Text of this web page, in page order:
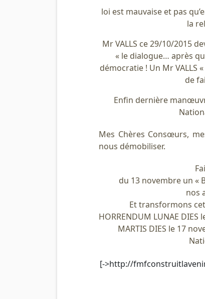
loi est mauvaise et pas
la
Mr VALLS ce 29/10/2015
« le dialogue… après
démocratie ! Un Mr VALLS
de
Enfin dernière
Mes Chères Consœurs,
nous démobiliser.
du 13 novembre un «
nos
Et transformons
HORRENDUM LUNAE
MARTIS DIES le 17
[->http://